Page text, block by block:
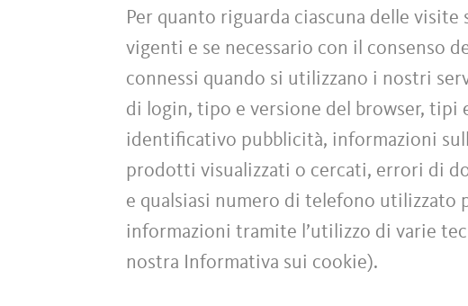
Per quanto riguarda ciascuna delle
vigenti e se necessario con il consenso
connessi quando si utilizzano i nostri
di login, tipo e versione del browser, tipi
identificativo pubblicità, informazioni
prodotti visualizzati o cercati, errori di
e qualsiasi numero di telefono utilizzato
informazioni tramite l’utilizzo di varie
nostra Informativa sui cookie).